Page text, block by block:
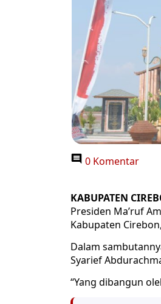
0 Komentar
KABUPATEN
Presiden Ma’ruf
Kabupaten
Dalam
Syarief
“Yang dibangun